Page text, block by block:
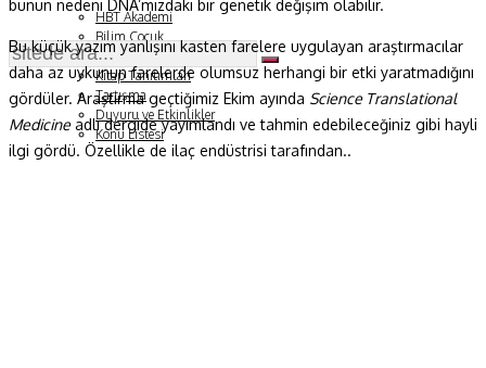
HBT Akademi
Bilim Çocuk
Soru ve Yanıt
Kitap Tanıtımları
Tartışma
Duyuru ve Etkinlikler
Konu Listesi
bunun nedeni DNA’mızdaki bir genetik değişim olabilir.
Bu küçük yazım yanlışını kasten farelere uygulayan araştırmacılar
daha az uykunun farelerde olumsuz herhangi bir etki yaratmadığını
gördüler. Araştırma geçtiğimiz Ekim ayında Science Translational
Medicineadlı dergide yayımlandı ve tahmin edebileceğiniz gibi hayli
ilgi gördü. Özellikle de ilaç endüstrisi tarafından..